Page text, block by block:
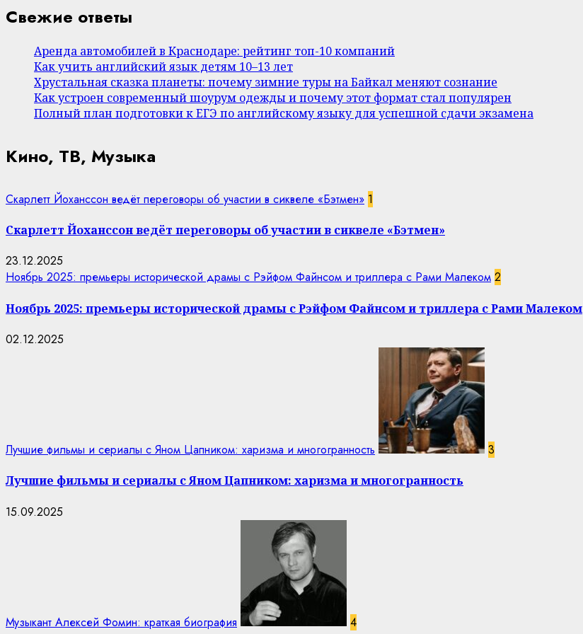
Свежие ответы
Аренда автомобилей в Краснодаре: рейтинг топ-10 компаний
Как учить английский язык детям 10–13 лет
Хрустальная сказка планеты: почему зимние туры на Байкал меняют сознание
Как устроен современный шоурум одежды и почему этот формат стал популярен
Полный план подготовки к ЕГЭ по английскому языку для успешной сдачи экзамена
Кино, ТВ, Музыка
Скарлетт Йоханссон ведёт переговоры об участии в сиквеле «Бэтмен» 1
Скарлетт Йоханссон ведёт переговоры об участии в сиквеле «Бэтмен»
23.12.2025
Ноябрь 2025: премьеры исторической драмы с Рэйфом Файнсом и триллера с Рами Малеком 2
Ноябрь 2025: премьеры исторической драмы с Рэйфом Файнсом и триллера с Рами Малеком
02.12.2025
Лучшие фильмы и сериалы с Яном Цапником: харизма и многогранность 3
Лучшие фильмы и сериалы с Яном Цапником: харизма и многогранность
15.09.2025
Музыкант Алексей Фомин: краткая биография 4